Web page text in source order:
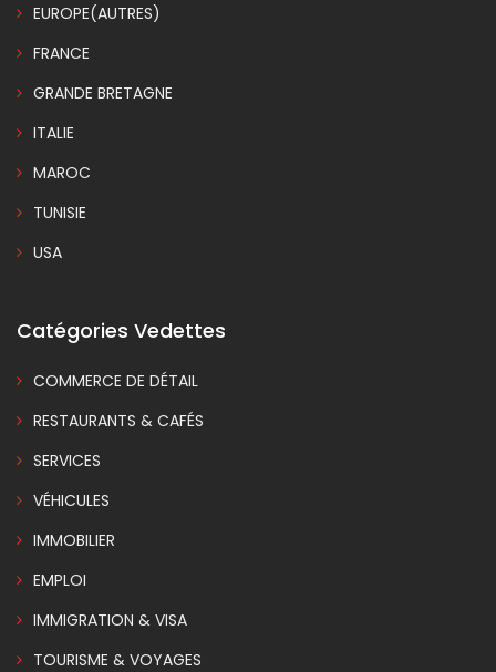
EUROPE(AUTRES)
FRANCE
GRANDE BRETAGNE
ITALIE
MAROC
TUNISIE
USA
Catégories Vedettes
COMMERCE DE DÉTAIL
RESTAURANTS & CAFÉS
SERVICES
VÉHICULES
IMMOBILIER
EMPLOI
IMMIGRATION & VISA
TOURISME & VOYAGES